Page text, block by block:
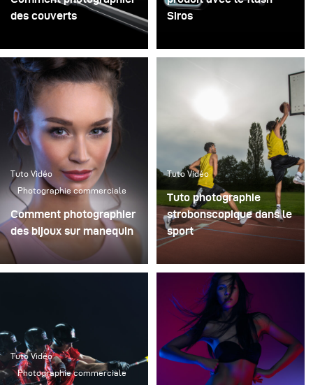
des couverts
Siros
Tuto Vidéo
Photographie commerciale
Comment photographier
des bijoux sur manequin
Tuto Vidéo
Tuto photographie
strobonscopique dans le
sport
Tuto Vidéo
Photographie commerciale